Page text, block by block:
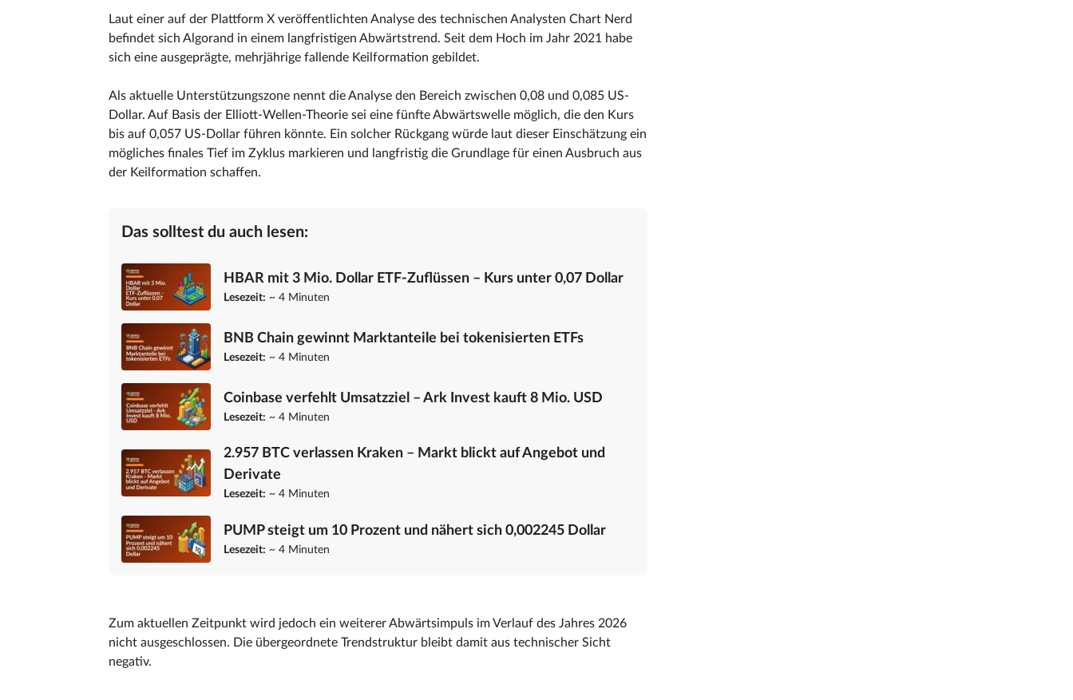
Laut einer auf der Plattform X veröffentlichten Analyse des technischen Analysten Chart Nerd
befindet sich Algorand in einem langfristigen Abwärtstrend. Seit dem Hoch im Jahr 2021 habe
sich eine ausgeprägte, mehrjährige fallende Keilformation gebildet.
Als aktuelle Unterstützungszone nennt die Analyse den Bereich zwischen 0,08 und 0,085 US-
Dollar. Auf Basis der Elliott-Wellen-Theorie sei eine fünfte Abwärtswelle möglich, die den Kurs
bis auf 0,057 US-Dollar führen könnte. Ein solcher Rückgang würde laut dieser Einschätzung ein
mögliches finales Tief im Zyklus markieren und langfristig die Grundlage für einen Ausbruch aus
der Keilformation schaffen.
Das solltest du auch lesen:
HBAR mit 3 Mio. Dollar ETF-Zuflüssen – Kurs unter 0,07 Dollar
Lesezeit: ~ 4 Minuten
BNB Chain gewinnt Marktanteile bei tokenisierten ETFs
Lesezeit: ~ 4 Minuten
Coinbase verfehlt Umsatzziel – Ark Invest kauft 8 Mio. USD
Lesezeit: ~ 4 Minuten
2.957 BTC verlassen Kraken – Markt blickt auf Angebot und
Derivate
Lesezeit: ~ 4 Minuten
PUMP steigt um 10 Prozent und nähert sich 0,002245 Dollar
Lesezeit: ~ 4 Minuten
Zum aktuellen Zeitpunkt wird jedoch ein weiterer Abwärtsimpuls im Verlauf des Jahres 2026
nicht ausgeschlossen. Die übergeordnete Trendstruktur bleibt damit aus technischer Sicht
negativ.